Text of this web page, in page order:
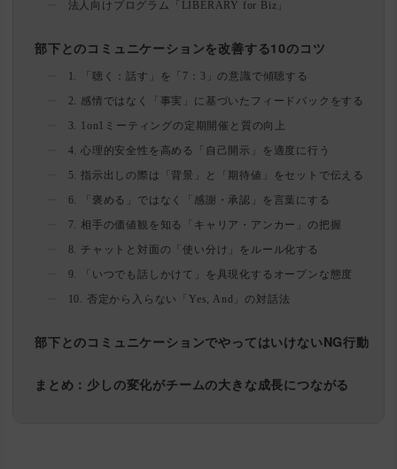
法人向けプログラム「LIBERARY for Biz」
部下とのコミュニケーションを改善する10のコツ
1. 「聴く：話す」を「7：3」の意識で傾聴する
2. 感情ではなく「事実」に基づいたフィードバックをする
3. 1on1ミーティングの定期開催と質の向上
4. 心理的安全性を高める「自己開示」を適度に行う
5. 指示出しの際は「背景」と「期待値」をセットで伝える
6. 「褒める」ではなく「感謝・承認」を言葉にする
7. 相手の価値観を知る「キャリア・アンカー」の把握
8. チャットと対面の「使い分け」をルール化する
9. 「いつでも話しかけて」を具現化するオープンな態度
10. 否定から入らない「Yes, And」の対話法
部下とのコミュニケーションでやってはいけないNG行動
まとめ：少しの変化がチームの大きな成長につながる